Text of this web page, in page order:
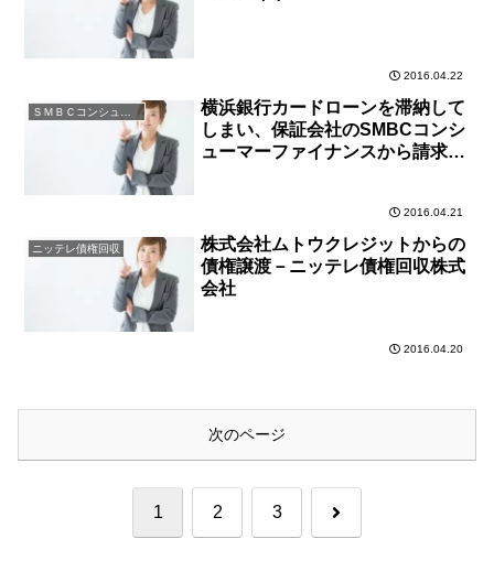
2016.04.22
ＳＭＢＣコンシューマーファイナンス
横浜銀行カードローンを滞納して
しまい、保証会社のSMBCコンシ
ューマーファイナンスから請求が
2016.04.21
ニッテレ債権回収
株式会社ムトウクレジットからの
債権譲渡－ニッテレ債権回収株式
会社
2016.04.20
次のページ
1 2 3 次